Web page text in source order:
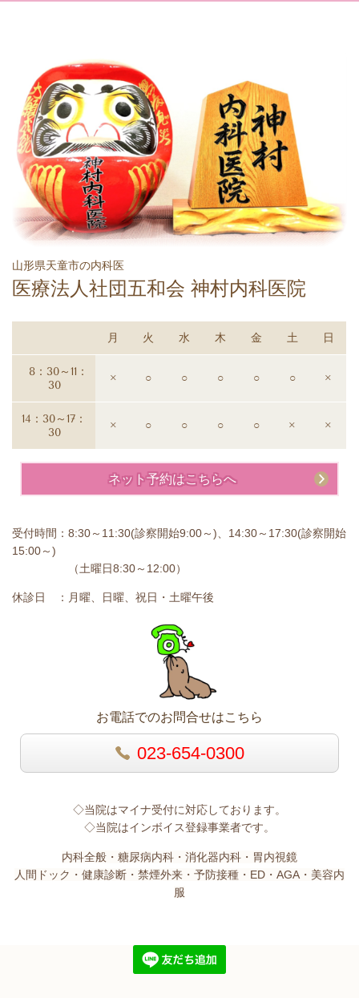
山形県天童市の内科医
医療法人社団五和会 神村内科医院
月 火 水 木 金 土 日
8：30～11：
30
× ○ ○ ○ ○ ○ ×
14：30～17：
30
× ○ ○ ○ ○ × ×
ネット予約はこちらへ
受付時間：8:30～11:30(診察開始9:00～)、14:30～17:30(診察開始
15:00～)
（土曜日8:30～12:00）
休診日 ：月曜、日曜、祝日・土曜午後
お電話でのお問合せはこちら
023-654-0300
◇当院はマイナ受付に対応しております。
◇当院はインボイス登録事業者です。
内科全般・糖尿病内科・消化器内科・胃内視鏡
人間ドック・健康診断・禁煙外来・予防接種・ED・AGA・美容内
服